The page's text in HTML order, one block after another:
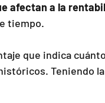
afectan a la
tiempo.
que indica
Teniendo